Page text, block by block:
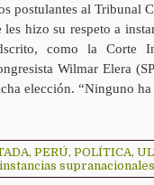
postulantes al Tribunal
les hizo su respeto a
como la Corte
Wilmar Elera
elección. “Ninguno
, PERÚ, POLÍTICA,